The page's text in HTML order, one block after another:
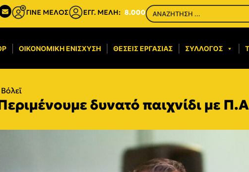
ΓΙΝΕ ΜΕΛΟΣ ΕΓΓ. ΜΕΛΗ: 8.000
ΟΙΚΟΝΟΜΙΚΉ ΕΝΊΣΧΥΣΗ​ ΘΈΣΕΙΣ ΕΡΓΑΣΊΑΣ ΣΎΛΛΟΓΟΣ
Βόλεϊ
δυνατό παιχνίδι με